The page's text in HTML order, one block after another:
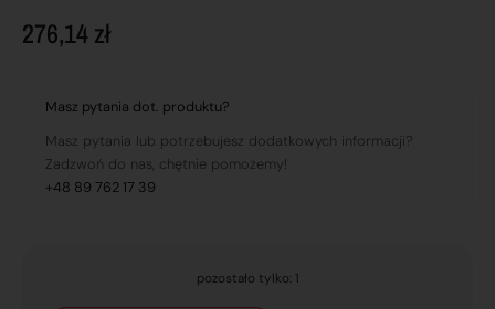
276,14zł
Masz pytania dot. produktu?
Masz pytania lub potrzebujesz dodatkowych informacji?
Zadzwoń do nas, chętnie pomożemy!
+48 89 762 17 39
pozostało tylko: 1